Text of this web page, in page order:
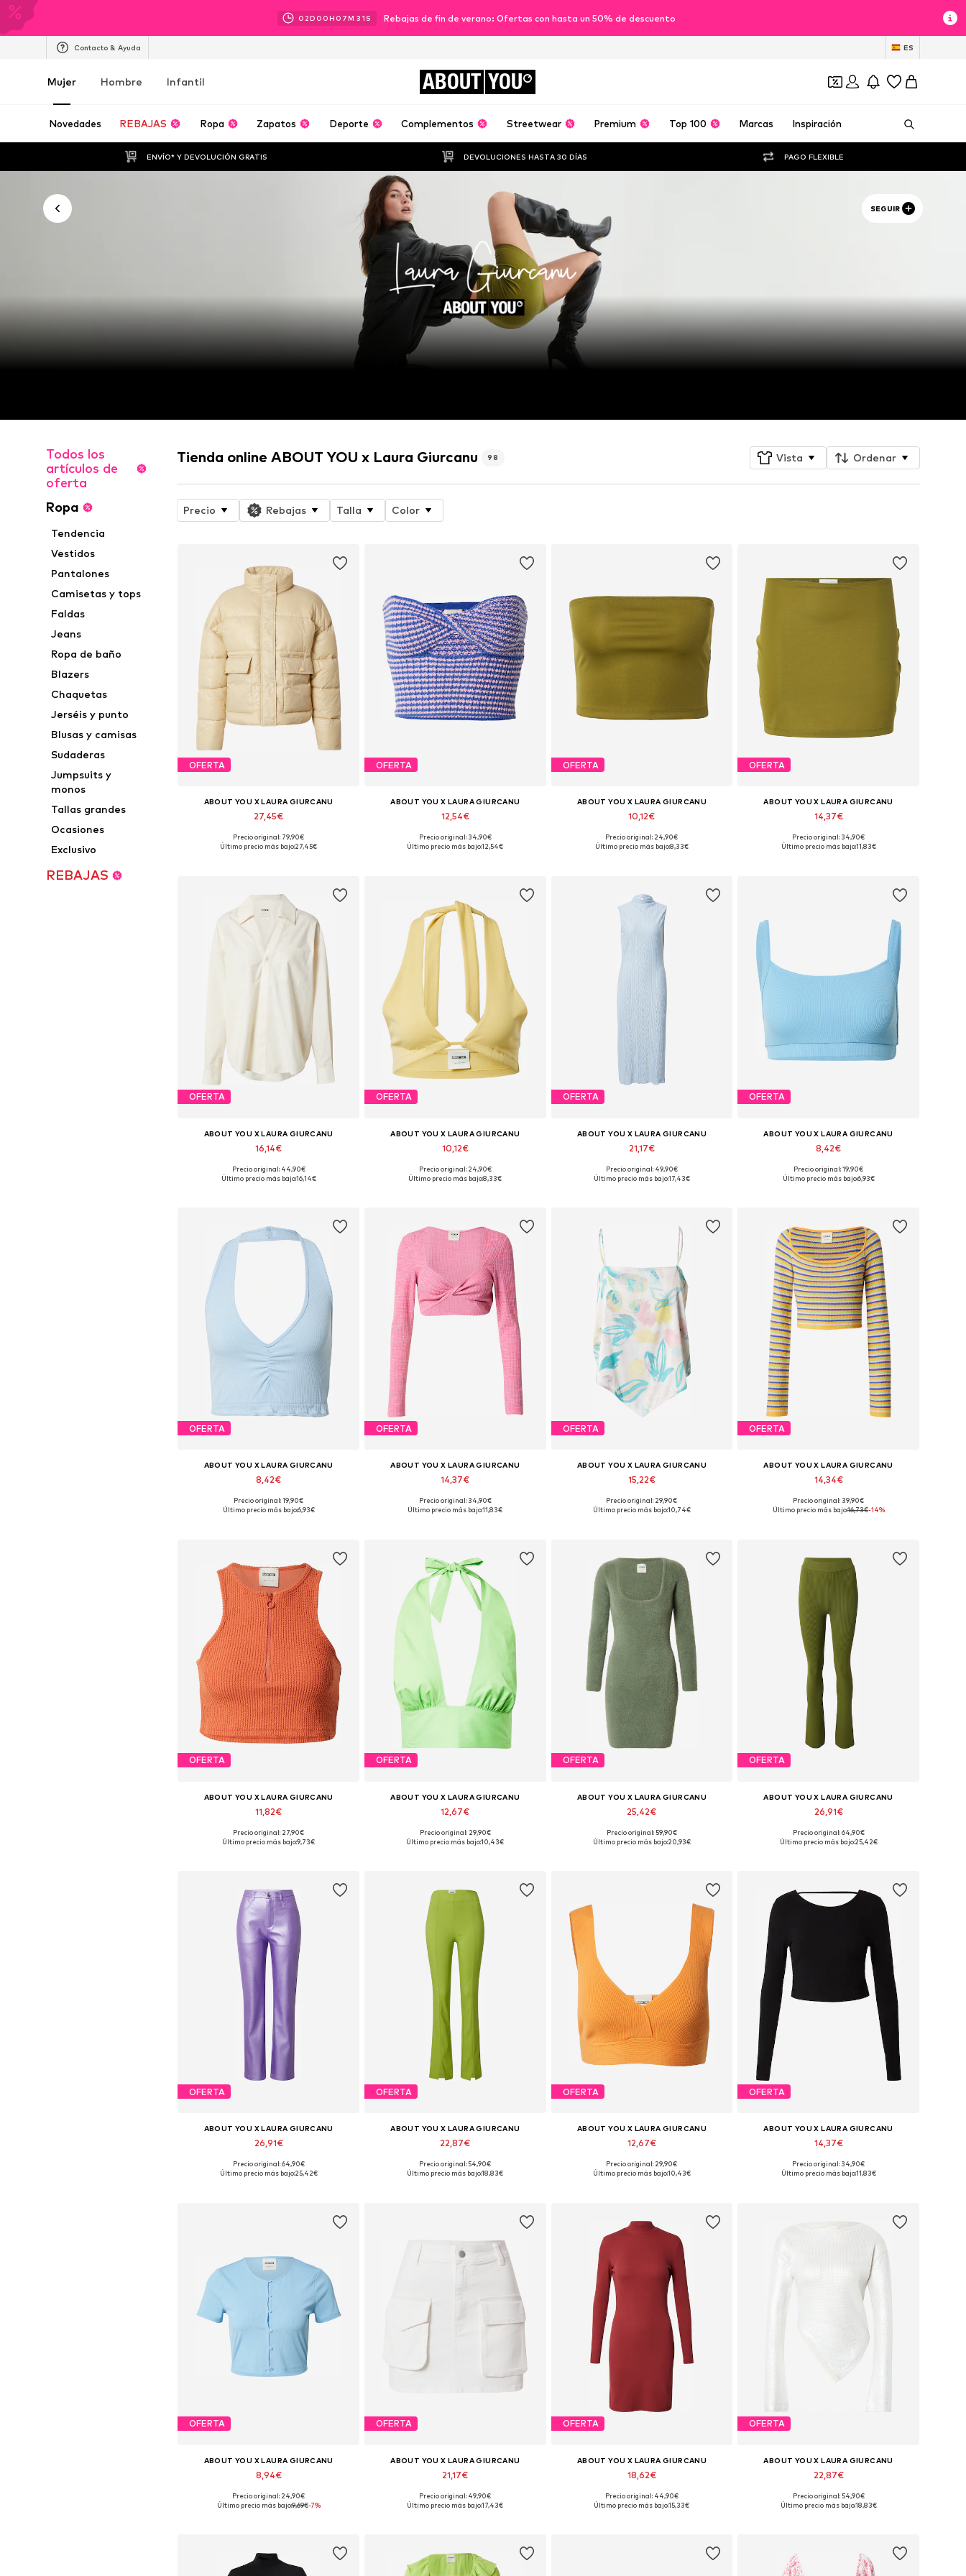
02D 00H 07M 29 S Rebajas de fin de verano: Ofertas con hasta un 50% de descuento
Contacto & Ayuda ES
Mujer Hombre Infantil ABOUT YOU
Novedades REBAJAS Ropa Zapatos Deporte Complementos Streetwear Premium Top 100 Marcas Inspiración
ENVÍO* Y DEVOLUCIÓN GRATIS DEVOLUCIONES HASTA 30 DÍAS PAGO FLEXIBLE
SEGUIR
Todos los
artículos de
oferta
Ropa
Tendencia
Vestidos
Pantalones
Camisetas y tops
Faldas
Jeans
Ropa de baño
Blazers
Chaquetas
Jerséis y punto
Blusas y camisas
Sudaderas
Jumpsuits y
monos
Tallas grandes
Ocasiones
Exclusivo
REBAJAS
Tienda online ABOUT YOU x Laura Giurcanu 98 Vista Ordenar
Precio Rebajas Talla Color
OFERTA
ABOUT YOU X LAURA GIURCANU
27,45€
Tallas disponibles: S, S-M, M, M-L
Precio original: 79,90€
Último precio más bajo:27,45€
OFERTA
ABOUT YOU X LAURA GIURCANU
12,54€
Tallas disponibles: S, M, L, XL, XXL
Precio original: 34,90€
Último precio más bajo:12,54€
OFERTA
ABOUT YOU X LAURA GIURCANU
10,12€
Tallas disponibles: XS, S, M, L, XL, XXL
Precio original: 24,90€
Último precio más bajo:8,33€
OFERTA
ABOUT YOU X LAURA GIURCANU
14,37€
Tallas disponibles: 36, 38, 40, 42, 44, 46
Precio original: 34,90€
Último precio más bajo:11,83€
OFERTA
ABOUT YOU X LAURA GIURCANU
16,14€
Tallas disponibles: XS, S, L, XL, XXL
Precio original: 44,90€
Último precio más bajo:16,14€
OFERTA
ABOUT YOU X LAURA GIURCANU
10,12€
Tallas disponibles: XS, S, M, L, XL, XXL
Precio original: 24,90€
Último precio más bajo:8,33€
OFERTA
ABOUT YOU X LAURA GIURCANU
21,17€
Tallas disponibles: 42, 44, 46
Precio original: 49,90€
Último precio más bajo:17,43€
OFERTA
ABOUT YOU X LAURA GIURCANU
8,42€
Tallas disponibles: L
Precio original: 19,90€
Último precio más bajo:6,93€
OFERTA
ABOUT YOU X LAURA GIURCANU
8,42€
Tallas disponibles: L, XL, XXL
Precio original: 19,90€
Último precio más bajo:6,93€
OFERTA
ABOUT YOU X LAURA GIURCANU
14,37€
Tallas disponibles: XS, S, M, L, XL, XXL
Precio original: 34,90€
Último precio más bajo:11,83€
OFERTA
ABOUT YOU X LAURA GIURCANU
15,22€
Tallas disponibles: XS, S, M, L, XL, XXL
Precio original: 29,90€
Último precio más bajo:10,74€
OFERTA
ABOUT YOU X LAURA GIURCANU
14,34€
Tallas disponibles: XS, M, L, XL, XXL
Precio original: 39,90€
Último precio más bajo:16,73€-14%
OFERTA
ABOUT YOU X LAURA GIURCANU
11,82€
Tallas disponibles: XS, M, L, XL, XXL
Precio original: 27,90€
Último precio más bajo:9,73€
OFERTA
ABOUT YOU X LAURA GIURCANU
12,67€
Tallas disponibles: XS, S, M, L, XL, XXL
Precio original: 29,90€
Último precio más bajo:10,43€
OFERTA
ABOUT YOU X LAURA GIURCANU
25,42€
Tallas disponibles: S, M, L, XL
Precio original: 59,90€
Último precio más bajo:20,93€
OFERTA
ABOUT YOU X LAURA GIURCANU
26,91€
Tallas disponibles: XS, S, M, L, XL, XXL
Precio original: 64,90€
Último precio más bajo:25,42€
OFERTA
ABOUT YOU X LAURA GIURCANU
26,91€
Tallas disponibles: 36, 38, 40, 42
Precio original: 64,90€
Último precio más bajo:25,42€
OFERTA
ABOUT YOU X LAURA GIURCANU
22,87€
Tallas disponibles: 36, 38, 40, 42, 44, 46
Precio original: 54,90€
Último precio más bajo:18,83€
OFERTA
ABOUT YOU X LAURA GIURCANU
12,67€
Tallas disponibles: M, L, XL, XXL
Precio original: 29,90€
Último precio más bajo:10,43€
OFERTA
ABOUT YOU X LAURA GIURCANU
14,37€
Tallas disponibles: M, L, XL, XXL
Precio original: 34,90€
Último precio más bajo:11,83€
OFERTA
ABOUT YOU X LAURA GIURCANU
8,94€
Tallas disponibles: XS, S, M, L, XL, XXL
Precio original: 24,90€
Último precio más bajo:9,69€-7%
OFERTA
ABOUT YOU X LAURA GIURCANU
21,17€
Tallas disponibles: 38, 40
Precio original: 49,90€
Último precio más bajo:17,43€
OFERTA
ABOUT YOU X LAURA GIURCANU
18,62€
Tallas disponibles: 40, 42, 44, 46
Precio original: 44,90€
Último precio más bajo:15,33€
OFERTA
ABOUT YOU X LAURA GIURCANU
22,87€
Tallas disponibles: XS, S, M
Precio original: 54,90€
Último precio más bajo:18,83€